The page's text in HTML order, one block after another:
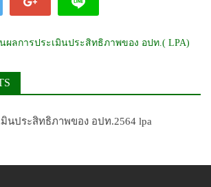
ผลการประเมินประสิทธิภาพของ อปท.( LPA)
นประสิทธิภาพของ อปท.2564 lpa